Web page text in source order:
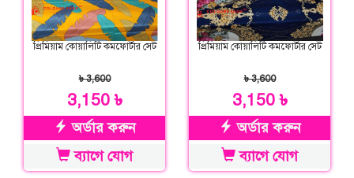
প্রিমিয়াম কোয়ালিটি কমফোর্টার সেট
৳ 3,600
3,150 ৳
অর্ডার করুন
ব্যাগে যোগ
প্রিমিয়াম কোয়ালিটি কমফোর্টার সেট
৳ 3,600
3,150 ৳
অর্ডার করুন
ব্যাগে যোগ